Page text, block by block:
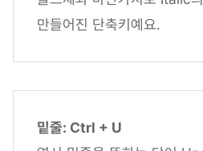
만들어진 단축키예요.
밑줄: Ctrl + U